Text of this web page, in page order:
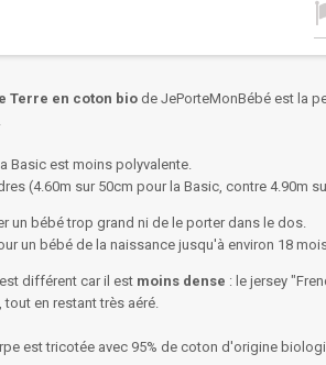
Terre en coton bio de JePorteMonBébé est la
Basic est moins polyvalente.
(4.60m sur 50cm pour la Basic, contre 4.90m
un bébé trop grand ni de le porter dans le dos.
un bébé de la naissance jusqu'à environ 18
différent car il est moins dense : le jersey
, tout en restant très aéré.
est tricotée avec 95% de coton d'origine